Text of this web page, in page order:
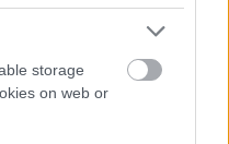
storage
on web or